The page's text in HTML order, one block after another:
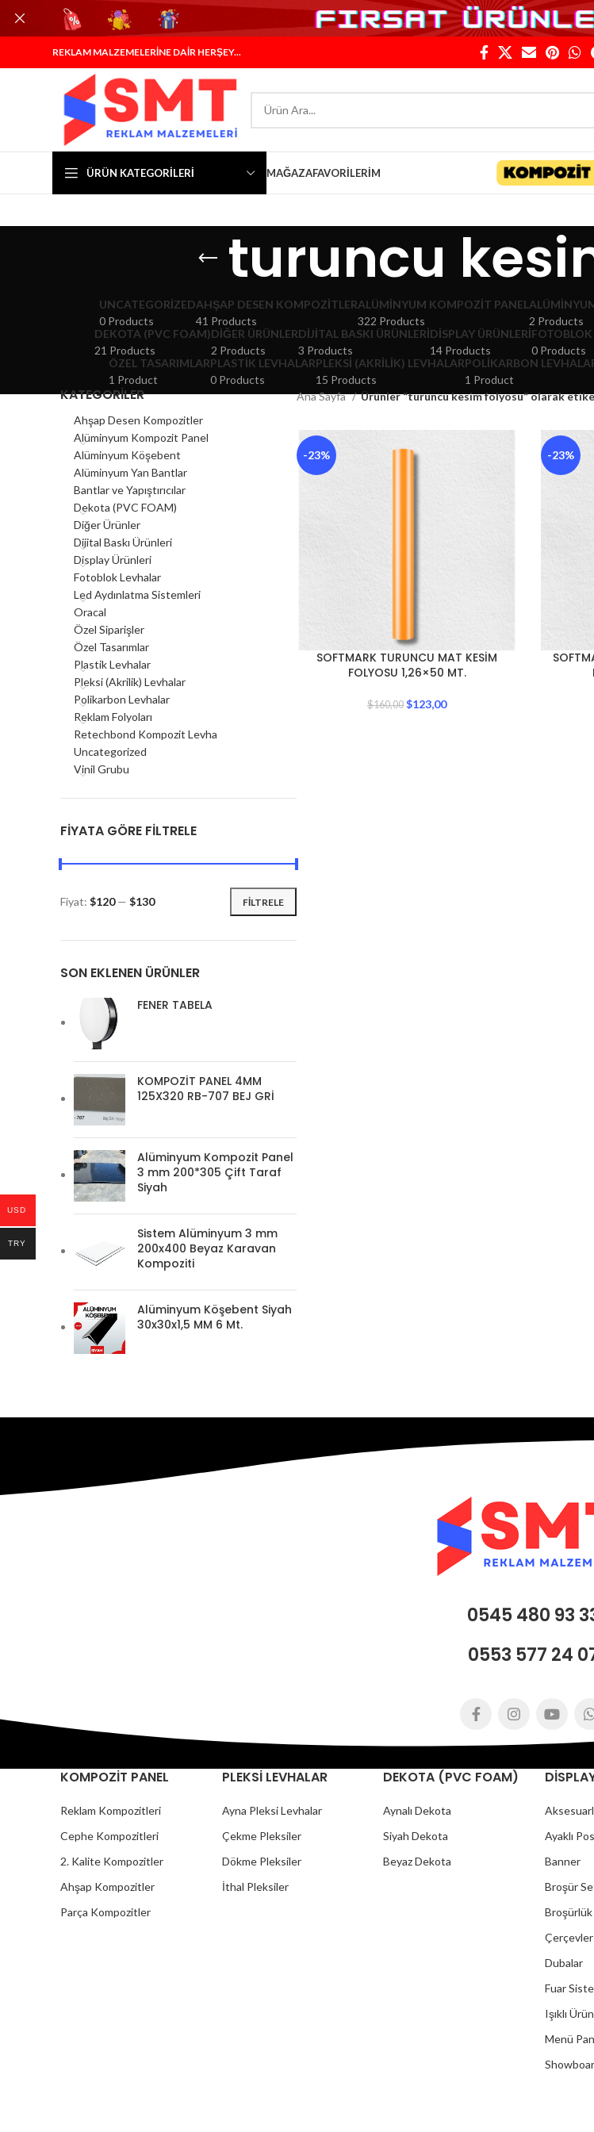
REKLAM MALZEMELERİNE DAİR HERŞEY...
ÜRÜN KATEGORILERI MAĞAZAFAVORILERIM
turuncu
UNCATEGORIZED
0 Products
AHŞAP DESEN KOMPOZITLER
41 Products
ALÜMINYUM KOMPOZIT PANEL
322 Products
2 Products
DEKOTA (PVC FOAM)
21 Products
DIĞER ÜRÜNLER
2 Products
DIJITAL BASKI ÜRÜNLERI
3 Products
DISPLAY ÜRÜNLERI
14 Products
0 Products
ÖZEL TASARIMLAR
1 Product
PLASTIK LEVHALAR
0 Products
PLEKSI (AKRILIK) LEVHALAR
15 Products
POLIKARBON
1 Product
KATEGORILER
Ahşap Desen Kompozitler
Alüminyum Kompozit Panel
Alüminyum Köşebent
Alüminyum Yan Bantlar
Bantlar ve Yapıştırıcılar
Dekota (PVC FOAM)
Diğer Ürünler
Dijital Baskı Ürünleri
Display Ürünleri
Fotoblok Levhalar
Led Aydınlatma Sistemleri
Oracal
Özel Siparişler
Özel Tasarımlar
Plastik Levhalar
Pleksi (Akrilik) Levhalar
Polikarbon Levhalar
Reklam Folyoları
Retechbond Kompozit Levha
Uncategorized
Vinil Grubu
FIYATA GÖRE FILTRELE
FILTRELE
Fiyat: $120— $130
SON EKLENEN ÜRÜNLER
FENER TABELA
KOMPOZİT PANEL 4MM
125X320 RB-707 BEJ GRİ
Alüminyum Kompozit Panel
3 mm 200*305 Çift Taraf
Siyah
Sistem Alüminyum 3 mm
200x400 Beyaz Karavan
Kompoziti
Alüminyum Köşebent Siyah
30x30x1,5 MM 6 Mt.
Ana Sayfa Ürünler “turuncu kesim folyosu” olarak
-23%
SOFTMARK TURUNCU MAT KESİM
FOLYOSU 1,26×50 MT.
$160,00 $123,00
-23%
0545 480 93
0553 577 24
KOMPOZİT PANEL
Reklam Kompozitleri
Cephe Kompozitleri
2. Kalite Kompozitler
Ahşap Kompozitler
Parça Kompozitler
PLEKSİ LEVHALAR
Ayna Pleksi Levhalar
Çekme Pleksiler
Dökme Pleksiler
İthal Pleksiler
DEKOTA (PVC FOAM)
Aynalı Dekota
Siyah Dekota
Beyaz Dekota
Ayaklı
Banner
Broşür
Çerçevler
Dubalar
Fuar
Işıklı
Menü
USD
TRY